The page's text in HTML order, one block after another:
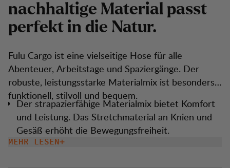
nachhaltige Material passt
perfekt in die Natur.
Fulu Cargo ist eine vielseitige Hose für alle
Abenteuer, Arbeitstage und Spaziergänge. Der
robuste, leistungsstarke Materialmix ist besonders
funktionell, stilvoll und bequem.
Der strapazierfähige Materialmix bietet Komfort
und Leistung. Das Stretchmaterial an Knien und
Gesäß erhöht die Bewegungsfreiheit.
Die Hose hat zwei geräumige
MEHR LESEN